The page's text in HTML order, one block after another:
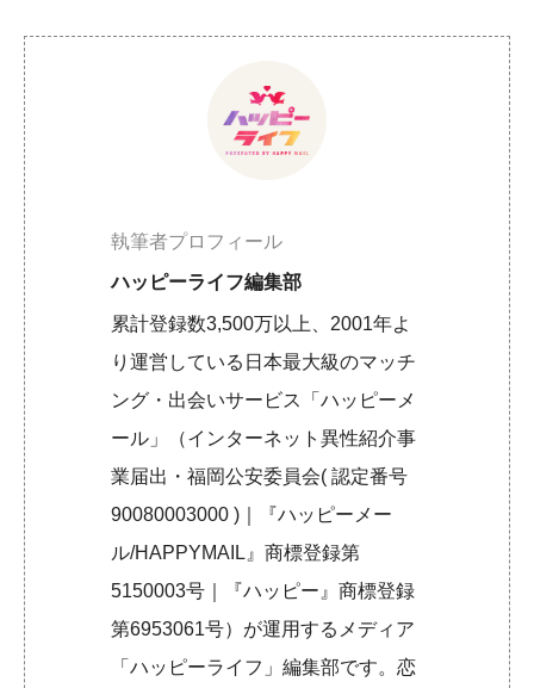
執筆者プロフィール
ハッピーライフ編集部
累計登録数3,500万以上、2001年よ
り運営している日本最大級のマッチ
ング・出会いサービス「ハッピーメ
ール」（インターネット異性紹介事
業届出・福岡公安委員会( 認定番号
90080003000 )｜『ハッピーメー
ル/HAPPYMAIL』商標登録第
5150003号｜『ハッピー』商標登録
第6953061号）が運用するメディア
「ハッピーライフ」編集部です。恋